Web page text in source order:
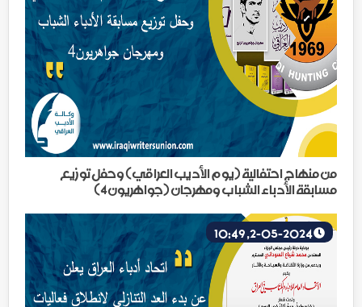
من منهاج احتفالية (يوم الأديب العراقي) وحفل توزيع
مسابقة الأدباء الشباب ومهرجان (جواهريون4)